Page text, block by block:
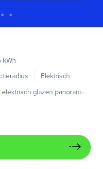
kWh
Elektrisch
elektrisch glazen panorama-dak